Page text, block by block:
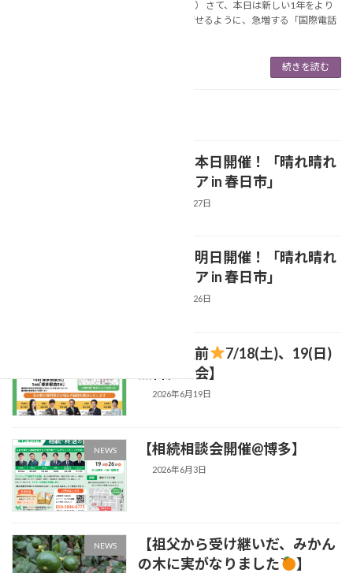
します（＾＾） さて、本日は新しい1年をより
安心して過ごせるように、急増する「国際電話
続きを読む
いよいよ本日開催！「晴れ晴れ
終活フェア in 春日市」
2026年6月27日
いよいよ明日開催！「晴れ晴れ
終活フェア in 春日市」
2026年6月26日
【博多駅前
7/18(土)、19(日)
無料相談会】
2026年6月19日
NEWS 【相続相談会開催@博多】
2026年6月3日
NEWS
【祖父から受け継いだ、みかん
の木に実がなりました
】